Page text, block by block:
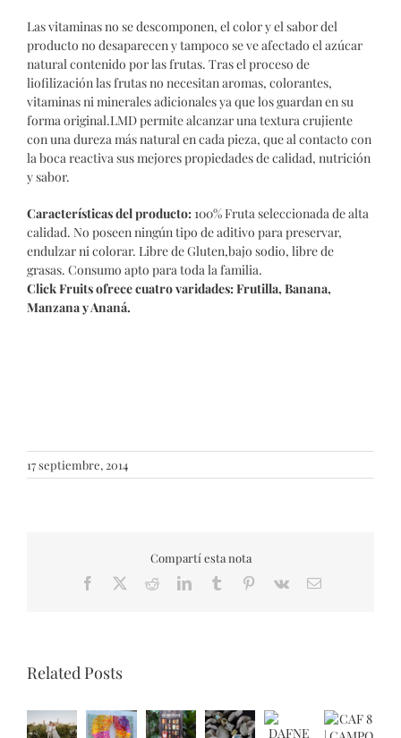
Las vitaminas no se descomponen, el color y el sabor del
producto no desaparecen y tampoco se ve afectado el azúcar
natural contenido por las frutas. Tras el proceso de
liofilización las frutas no necesitan aromas, colorantes,
vitaminas ni minerales adicionales ya que los guardan en su
forma original.LMD permite alcanzar una textura crujiente
con una dureza más natural en cada pieza, que al contacto con
la boca reactiva sus mejores propiedades de calidad, nutrición
y sabor.
Características del producto: 100% Fruta seleccionada de alta
calidad. No poseen ningún tipo de aditivo para preservar,
endulzar ni colorar. Libre de Gluten,bajo sodio, libre de
grasas. Consumo apto para toda la familia.
Click Fruits ofrece cuatro varidades: Frutilla, Banana,
Manzana y Ananá.
17 septiembre, 2014
Compartí esta nota
Facebook RedditLinkedInTumblr Pinterest
Vk Email
Related Posts